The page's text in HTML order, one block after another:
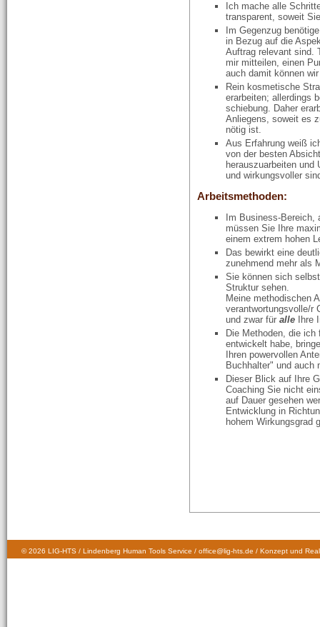
Ich mache alle
transparent, soweit
Im Gegenzug
in Bezug auf die
Auftrag relevant sind.
mir mitteilen, einen
auch damit können
Rein kosmetische
erarbeiten; allerdings
schiebung. Daher
Anliegens, soweit es
nötig ist.
Aus Erfahrung weiß
von der besten
herauszuarbeiten
und wirkungsvoller
Arbeitsmethoden:
Im Business-
müssen Sie Ihre
einem extrem hohen
Das bewirkt eine
zunehmend mehr als
Sie können sich
Struktur sehen.
Meine methodischen
verantwortungsvolle/r
und zwar für alle Ihre
Die Methoden, die
entwickelt habe,
Ihren powervollen
Buchhalter" und auch
Dieser Blick auf Ihre
Coaching Sie nicht
auf Dauer gesehen
Entwicklung in
hohem Wirkungsgrad
© 2026 LIG-HTS / Lindenberg Human Tools Service / office@lig-hts.de / Konzept und